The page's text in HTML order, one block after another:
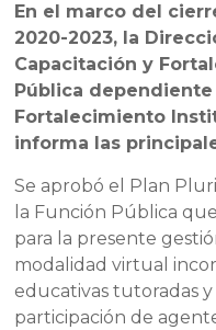
En el marco del
2020-2023, la
Capacitación y
Pública
Fortalecimiento
informa las
Se aprobó el Plan
la Función Pública
para la presente
modalidad virtual
educativas tutoradas
participación de